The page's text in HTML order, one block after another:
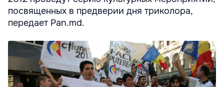
посвященных в предверии дня триколора,
передает Pan.md.